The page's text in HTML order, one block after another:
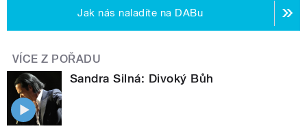
Jak nás naladíte na DABu
VÍCE Z POŘADU
Sandra Silná: Divoký Bůh